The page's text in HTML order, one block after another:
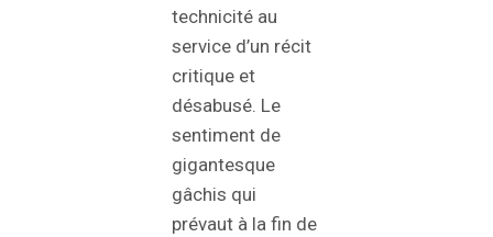
technicité au
service d’un récit
critique et
désabusé. Le
sentiment de
gigantesque
gâchis qui
prévaut à la fin de